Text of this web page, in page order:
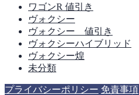
ワゴンR 値引き
ヴォクシー
ヴォクシー 値引き
ヴォクシーハイブリッド
ヴォクシー煌
未分類
プライバシーポリシー 免責事項